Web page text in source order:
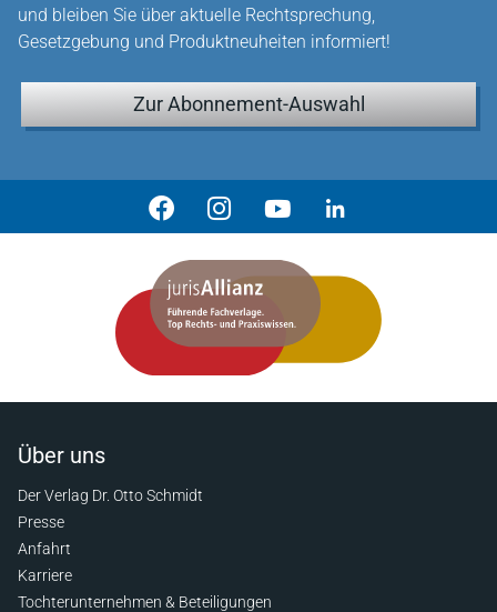
und bleiben Sie über aktuelle Rechtsprechung,
Gesetzgebung und Produktneuheiten informiert!
Zur Abonnement-Auswahl
Über uns
Der Verlag Dr. Otto Schmidt
Presse
Anfahrt
Karriere
Tochterunternehmen & Beteiligungen